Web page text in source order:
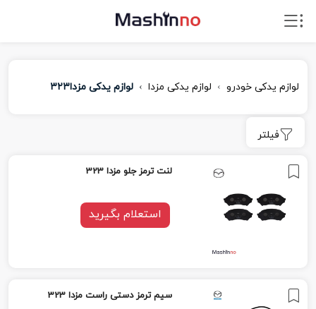
لوازم یدکی خودرو لوازم یدکی مزدا لوازم یدکی مزدا۳۲۳
فیلتر
لنت ترمز جلو مزدا 323
استعلام بگیرید
سیم ترمز دستى راست مزدا 323